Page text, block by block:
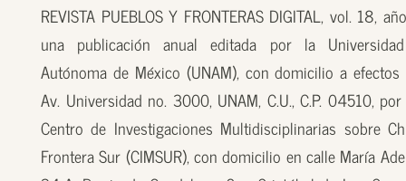
REVISTA PUEBLOS Y FRONTERAS DIGITAL, vol. 18,
una publicación anual editada por la
Autónoma de México (UNAM), con domicilio a
Av. Universidad no. 3000, UNAM, C.U., C.P. 04510,
Centro de Investigaciones Multidisciplinarias sobre
Frontera Sur (CIMSUR), con domicilio en calle María